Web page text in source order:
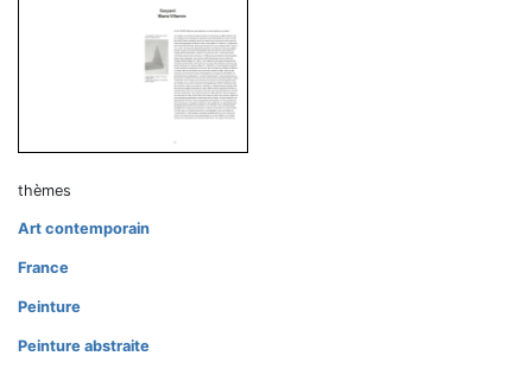
thèmes
Art contemporain
France
Peinture
Peinture abstraite